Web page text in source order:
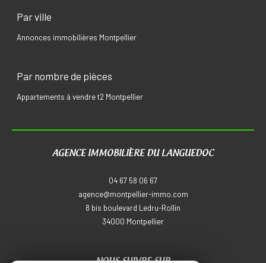
Par ville
Annonces immobilières Montpellier
Par nombre de pièces
Appartements à vendre t2 Montpellier
AGENCE IMMOBILIÈRE DU LANGUEDOC
04 67 58 06 67
agence@montpellier-immo.com
8 bis boulevard Ledru-Rollin
34000
montpellier